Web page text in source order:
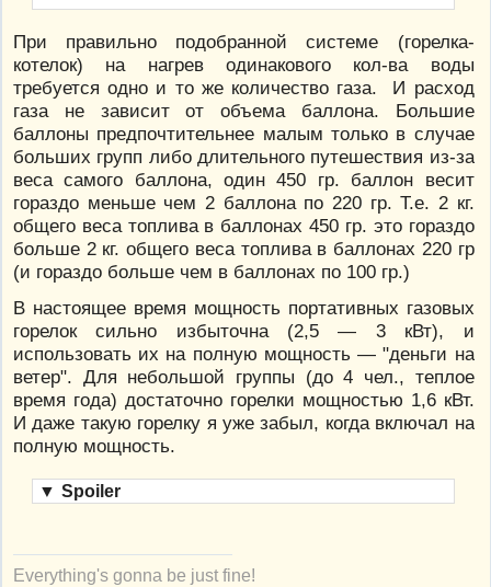
При правильно подобранной системе (горелка-
котелок) на нагрев одинакового кол-ва воды
требуется одно и то же количество газа. И расход
газа не зависит от объема баллона. Большие
баллоны предпочтительнее малым только в случае
больших групп либо длительного путешествия из-за
веса самого баллона, один 450 гр. баллон весит
гораздо меньше чем 2 баллона по 220 гр. Т.е. 2 кг.
общего веса топлива в баллонах 450 гр. это гораздо
больше 2 кг. общего веса топлива в баллонах 220 гр
(и гораздо больше чем в баллонах по 100 гр.)
В настоящее время мощность портативных газовых
горелок сильно избыточна (2,5 — 3 кВт), и
использовать их на полную мощность — "деньги на
ветер". Для небольшой группы (до 4 чел., теплое
время года) достаточно горелки мощностью 1,6 кВт.
И даже такую горелку я уже забыл, когда включал на
полную мощность.
▼ Spoiler
Everything's gonna be just fine!